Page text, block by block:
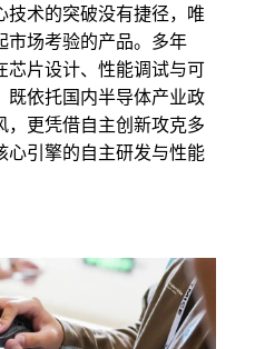
技术的突破没有捷径，唯
市场考验的产品。多年
芯片设计、性能调试与可
既依托国内半导体产业政
，更凭借自主创新攻克多
心引擎的自主研发与性能